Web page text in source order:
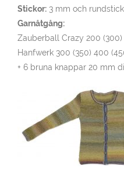
Stickor: 3 mm och
Garnåtgång:
Zauberball Crazy 200
Hanfwerk 300 (350) 400
+ 6 bruna knappar 20 mm